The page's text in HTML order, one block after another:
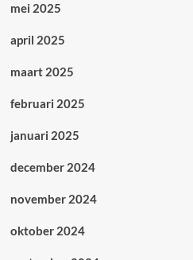
mei 2025
april 2025
maart 2025
februari 2025
januari 2025
december 2024
november 2024
oktober 2024